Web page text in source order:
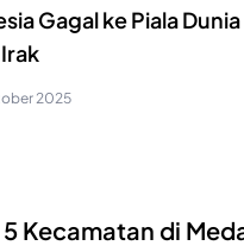
Gagal ke Piala
2025
Kecamatan di